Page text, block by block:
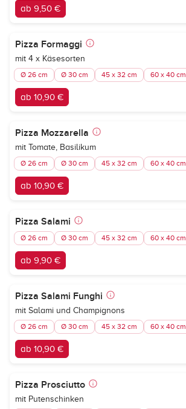
ab 9,50 €
Pizza Formaggi
mit 4 x Käsesorten
Ø 26 cm Ø 30 cm 45 x 32 cm 60 x 40 cm
ab 10,90 €
Pizza Mozzarella
mit Tomate, Basilikum
Ø 26 cm Ø 30 cm 45 x 32 cm 60 x 40 cm
ab 10,90 €
Pizza Salami
Ø 26 cm Ø 30 cm 45 x 32 cm 60 x 40 cm
ab 9,90 €
Pizza Salami Funghi
mit Salami und Champignons
Ø 26 cm Ø 30 cm 45 x 32 cm 60 x 40 cm
ab 10,90 €
Pizza Prosciutto
mit Putenschinken